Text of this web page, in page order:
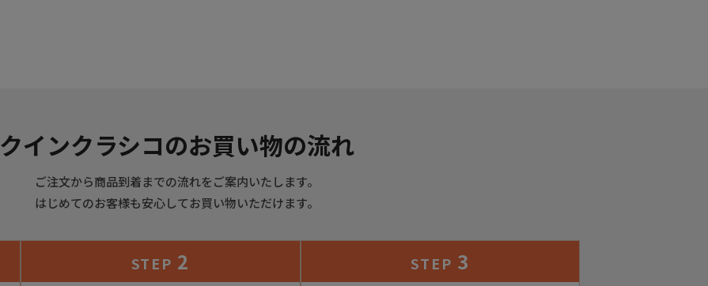
クインクラシコのお買い物の流れ
ご注文から商品到着までの流れをご案内いたします。
はじめてのお客様も安心してお買い物いただけます。
STEP 2 STEP 3